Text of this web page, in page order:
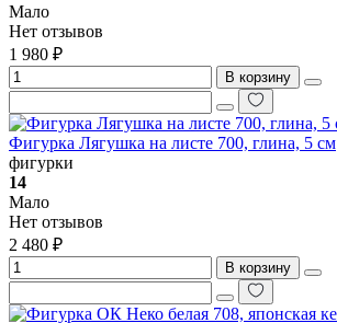
Мало
Нет отзывов
1 980 ₽
В корзину
Фигурка Лягушка на листе 700, глина, 5 см
фигурки
14
Мало
Нет отзывов
2 480 ₽
В корзину